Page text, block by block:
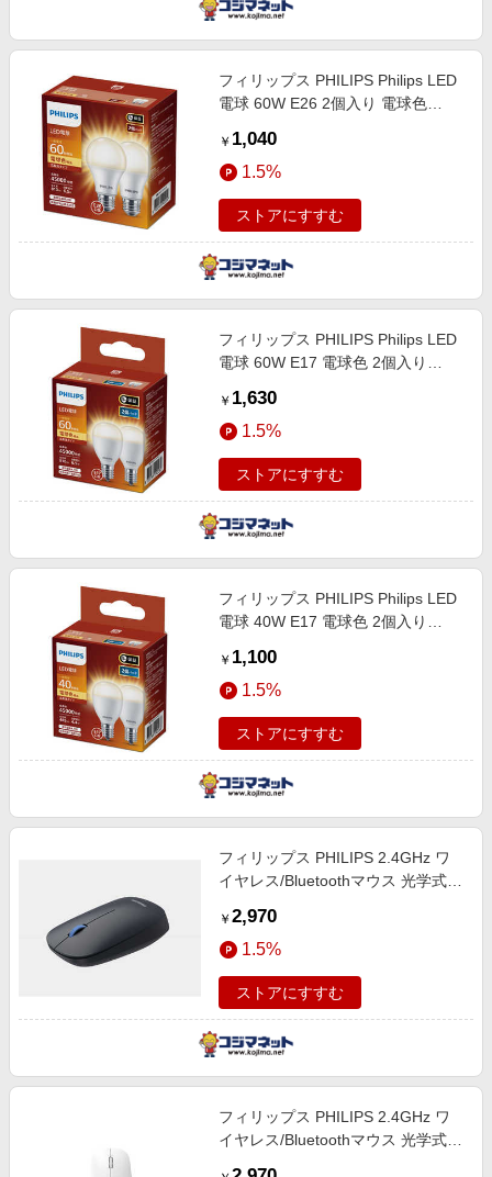
フィリップス PHILIPS Philips LED
電球 60W E26 2個入り 電球色
色 /2個 /広配光タイプ］ LDA7L-
G/E/K/2P
￥ 1,040
1.5%
ストアにすすむ
フィリップス PHILIPS Philips LED
電球 60W E17 電球色 2個入り
色 /2個 /広配光タイプ］ LDA7L-G-
E17/E/K/2P
￥ 1,630
1.5%
ストアにすすむ
フィリップス PHILIPS Philips LED
電球 40W E17 電球色 2個入り
色 /2個 /広配光タイプ］ LDA4L-G-
E17/E/K/2P
￥ 1,100
1.5%
ストアにすすむ
フィリップス PHILIPS 2.4GHz ワ
イヤレス/Bluetoothマウス 光学式
￥ 2,970
1.5%
ストアにすすむ
フィリップス PHILIPS 2.4GHz ワ
イヤレス/Bluetoothマウス 光学式